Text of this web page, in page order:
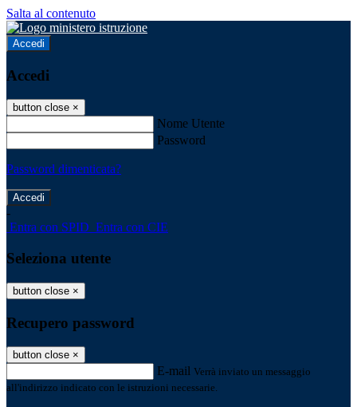
Salta al contenuto
Accedi
Accedi
button close ×
Nome Utente
Password
Password dimenticata?
-
Entra con SPID Entra con CIE
Seleziona utente
button close ×
Recupero password
button close ×
E-mail Verrà inviato un messaggio
all'indirizzo indicato con le istruzioni necessarie.